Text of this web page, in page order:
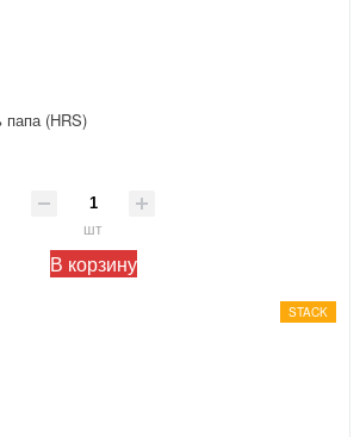
папа (HRS)
шт
В корзину
STACK